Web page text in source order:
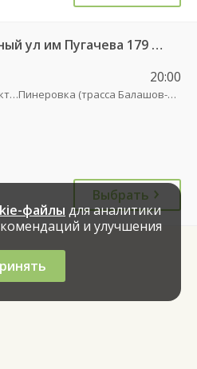
Саратов АВ Центральный ул им Пугачева 179 А — Романовка рп (ул Советская 116)
Саратов Стадион Волга (пр-кт Энтузиастов, 18 А)
20:00
Пинеровка (трасса Балашов-Романовка)
Выбрать
файлы для аналитики
и улучшения